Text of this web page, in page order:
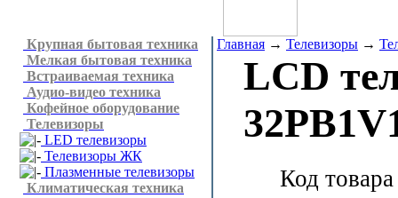
Крупная бытовая техника
Мелкая бытовая техника
Встраиваемая техника
Аудио-видео техника
Кофейное оборудование
Телевизоры
LED телевизоры
Телевизоры ЖК
Плазменные телевизоры
Климатическая техника
Главная → Телевизоры →
LCD
Код